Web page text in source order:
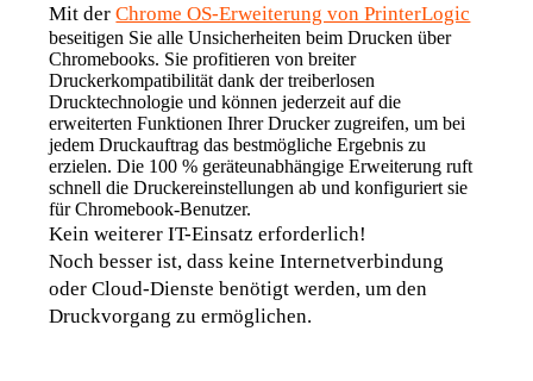
Mit der Chrome OS-Erweiterung von PrinterLogic
beseitigen Sie alle Unsicherheiten beim Drucken über
Chromebooks. Sie profitieren von breiter
Druckerkompatibilität dank der treiberlosen
Drucktechnologie und können jederzeit auf die
erweiterten Funktionen Ihrer Drucker zugreifen, um bei
jedem Druckauftrag das bestmögliche Ergebnis zu
erzielen. Die 100 % geräteunabhängige Erweiterung ruft
schnell die Druckereinstellungen ab und konfiguriert sie
für Chromebook-Benutzer.
Kein weiterer IT-Einsatz erforderlich!
Noch besser ist, dass keine Internetverbindung
oder Cloud-Dienste benötigt werden, um den
Druckvorgang zu ermöglichen.